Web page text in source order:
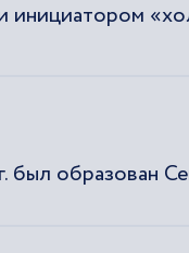
инициатором
был образован